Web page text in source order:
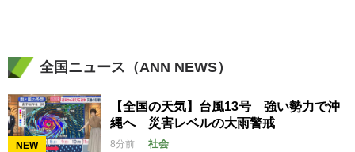
全国ニュース（ANN NEWS）
NEW
【全国の天気】台風13号 強い勢力で沖
縄へ 災害レベルの大雨警戒
8分前 社会